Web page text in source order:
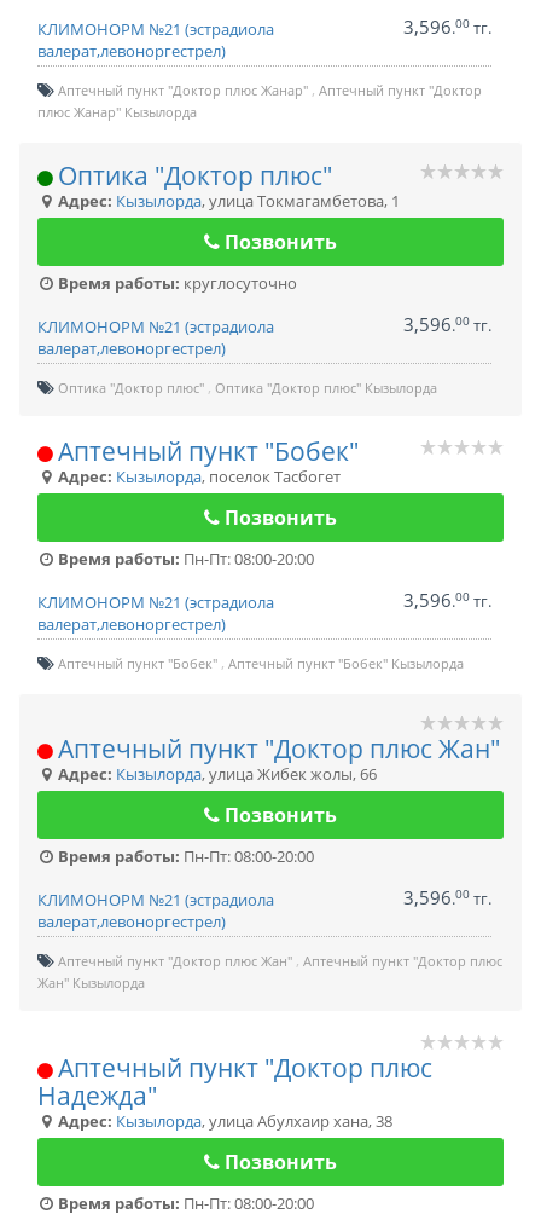
КЛИМОНОРМ №21 (эстрадиола
валерат,левоноргестрел)
3,596.00 тг.
Аптечный пункт "Доктор плюс Жанар" Аптечный пункт "Доктор
плюс Жанар" Кызылорда
Оптика "Доктор плюс"
Адрес: Кызылорда,улица Токмагамбетова, 1
Позвонить
Время работы: круглосуточно
КЛИМОНОРМ №21 (эстрадиола
валерат,левоноргестрел)
3,596.00 тг.
Оптика "Доктор плюс" Оптика "Доктор плюс" Кызылорда
Аптечный пункт "Бобек"
Адрес: Кызылорда, поселок Тасбогет
Позвонить
Время работы: Пн-Пт: 08:00-20:00
КЛИМОНОРМ №21 (эстрадиола
валерат,левоноргестрел)
3,596.00 тг.
Аптечный пункт "Бобек" Аптечный пункт "Бобек" Кызылорда
Аптечный пункт "Доктор плюс Жан"
Адрес: Кызылорда,улица Жибек жолы, 66
Позвонить
Время работы: Пн-Пт: 08:00-20:00
КЛИМОНОРМ №21 (эстрадиола
валерат,левоноргестрел)
3,596.00 тг.
Аптечный пункт "Доктор плюс Жан" Аптечный пункт "Доктор плюс
Жан" Кызылорда
Аптечный пункт "Доктор плюс
Надежда"
Адрес: Кызылорда,улица Абулхаир хана, 38
Позвонить
Время работы: Пн-Пт: 08:00-20:00